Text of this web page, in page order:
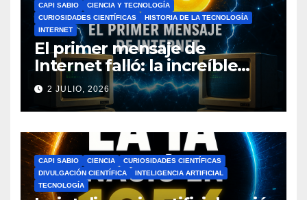
CAPI SABIO
CIENCIA Y TECNOLOGÍA
CURIOSIDADES CIENTÍFICAS
HISTORIA DE LA TECNOLOGÍA
INTERNET
El primer mensaje de
Internet falló: la increíble
historia de ARPANET que
cambió el mundo
2 JULIO, 2026
CAPI SABIO CIENCIA
CURIOSIDADES CIENTÍFICAS
DIVULGACIÓN CIENTÍFICA
INTELIGENCIA ARTIFICIAL
TECNOLOGÍA